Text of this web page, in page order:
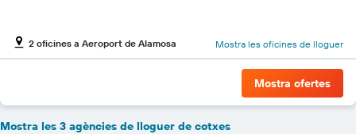
2 oficines a Aeroport de Alamosa Mostra les oficines de lloguer
Mostra ofertes
Mostra les 3 agències de lloguer de cotxes